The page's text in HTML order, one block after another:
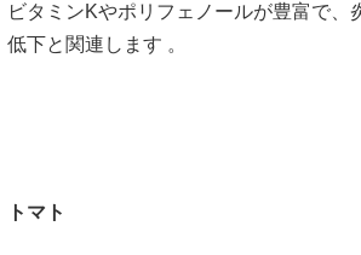
ビタミンKやポリフェノールが豊富で、
低下と関連します 。
トマト